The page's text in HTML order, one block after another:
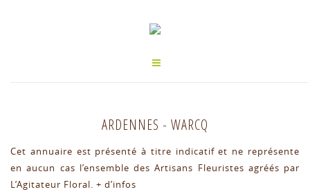
ARDENNES - WARCQ
Cet annuaire est présenté à titre indicatif et ne représente
en aucun cas l’ensemble des Artisans Fleuristes agréés par
L’Agitateur Floral. + d’infos